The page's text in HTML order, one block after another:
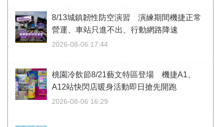
8/13城鎮韌性防空演習 演練期間機捷正常
營運、車站只進不出、行動網路降速
2026-08-06 17:44
桃園冷飲節8/21藝文特區登場 機捷A1、
A12站快閃店暖身活動即日搶先開跑
2026-08-06 16:29